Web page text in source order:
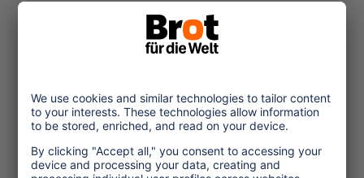
Tourism Policy
Culture and Religion